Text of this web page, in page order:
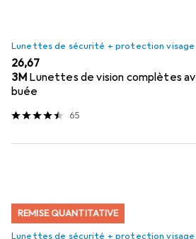
Lunettes de sécurité + protection visage
EUR
26,67
3M Lunettes de vision complètes
buée
65
REMISE QUANTITATIVE
Lunettes de sécurité + protection visage